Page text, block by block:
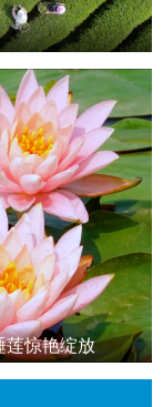
莲惊艳绽放